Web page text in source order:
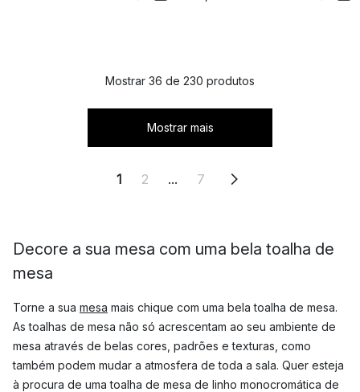
Mostrar 36 de 230 produtos
Mostrar mais
1 2 ... 7
Decore a sua mesa com uma bela toalha de
mesa
Torne a sua mesa mais chique com uma bela toalha de mesa.
As toalhas de mesa não só acrescentam ao seu ambiente de
mesa através de belas cores, padrões e texturas, como
também podem mudar a atmosfera de toda a sala. Quer esteja
à procura de uma toalha de mesa de linho monocromática de